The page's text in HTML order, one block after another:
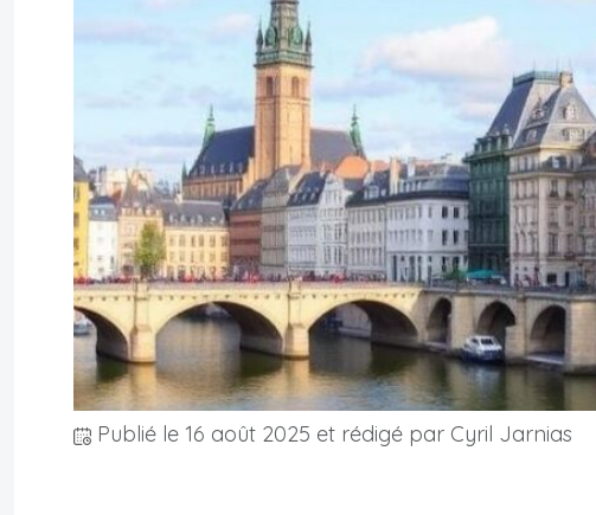
Publié le 16 août 2025 et rédigé par Cyril Jarnias